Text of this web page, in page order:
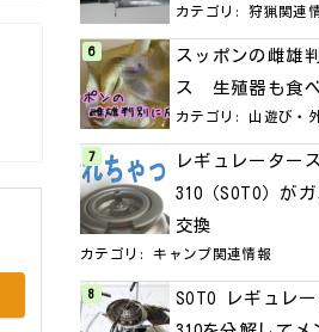
カテゴリ:狩猟関連
スッポンの雌雄
ス 生殖器も食
カテゴリ: 山遊び・
レギュレータ
310（SOTO）が
交換
カテゴリ:キャンプ関連情報
SOTO レギュレ